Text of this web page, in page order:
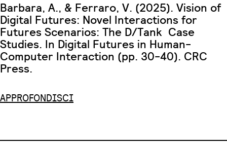
Barbara, A., & Ferraro, V. (2025). Vision of
Digital Futures: Novel Interactions for
Futures Scenarios: The D/Tank Case
Studies. In Digital Futures in Human-
Computer Interaction (pp. 30-40). CRC
Press.
APPROFONDISCI